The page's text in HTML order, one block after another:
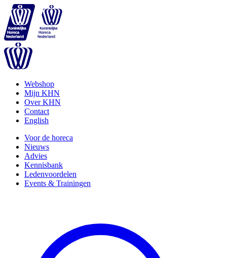
Webshop
Mijn KHN
Over KHN
Contact
English
Voor de horeca
Nieuws
Advies
Kennisbank
Ledenvoordelen
Events & Trainingen